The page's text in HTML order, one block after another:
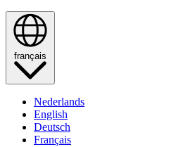
français
Nederlands
English
Deutsch
Français